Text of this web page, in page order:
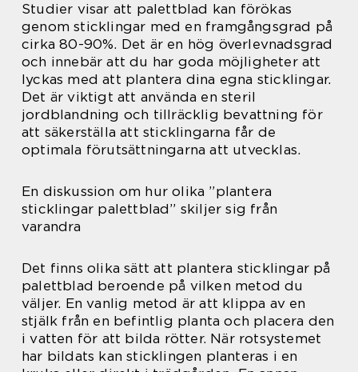
Studier visar att palettblad kan förökas
genom sticklingar med en framgångsgrad på
cirka 80-90%. Det är en hög överlevnadsgrad
och innebär att du har goda möjligheter att
lyckas med att plantera dina egna sticklingar.
Det är viktigt att använda en steril
jordblandning och tillräcklig bevattning för
att säkerställa att sticklingarna får de
optimala förutsättningarna att utvecklas.
En diskussion om hur olika ”plantera
sticklingar palettblad” skiljer sig från
varandra
Det finns olika sätt att plantera sticklingar på
palettblad beroende på vilken metod du
väljer. En vanlig metod är att klippa av en
stjälk från en befintlig planta och placera den
i vatten för att bilda rötter. När rotsystemet
har bildats kan sticklingen planteras i en